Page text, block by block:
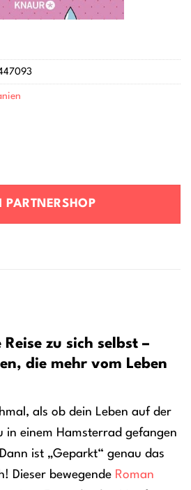
PARTNERSHOP
zu sich selbst –
die mehr vom Leben
als ob dein Leben auf der
in einem Hamsterrad gefangen
ist „Geparkt“ genau das
Dieser bewegende Roman